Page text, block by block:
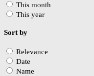
This month
This year
Sort by
Relevance
Date
Name